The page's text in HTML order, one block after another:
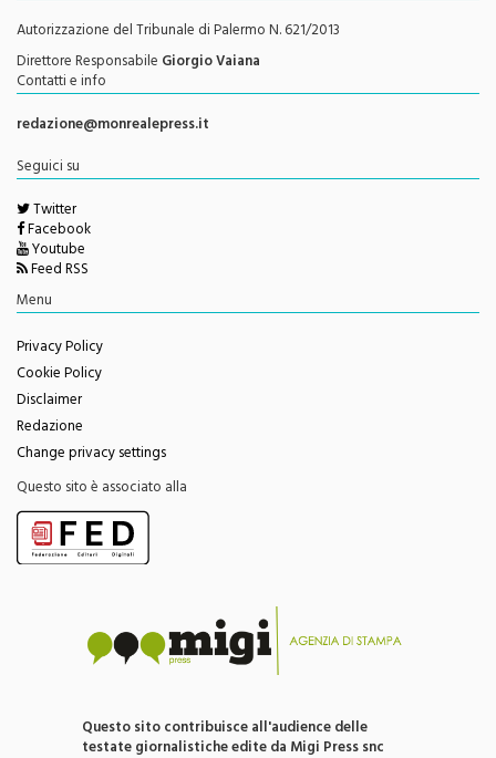
Testata Giornalistica Registrata
Autorizzazione del Tribunale di Palermo N. 621/2013
Direttore ResponsabileGiorgio Vaiana
Contatti e info
redazione@monrealepress.it
Seguici su
Twitter
Facebook
Youtube
Feed RSS
Privacy Policy
Cookie Policy
Disclaimer
Redazione
Change privacy settings
Questo sito è associato alla